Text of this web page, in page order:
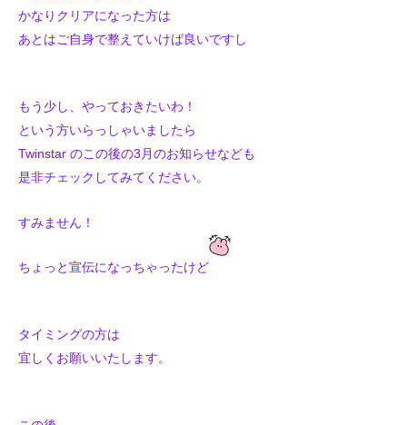
かなりクリアになった方は
あとはご自身で整えていけば良いですし
もう少し、やっておきたいわ！
という方いらっしゃいましたら
Twinstar のこの後の3月のお知らせなども
是非チェックしてみてください。
すみません！
ちょっと宣伝になっちゃったけど
タイミングの方は
宜しくお願いいたします。